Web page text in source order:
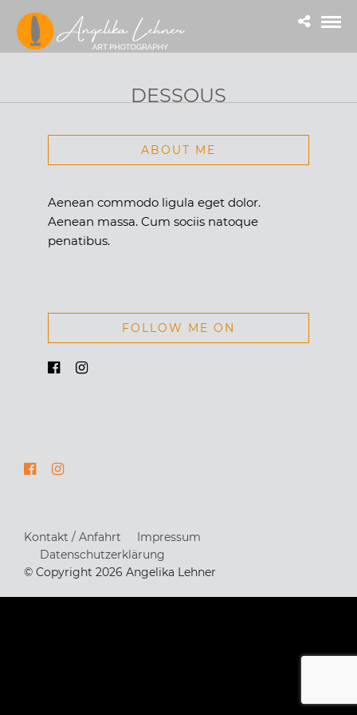
DESSOUS
ABOUT ME
Aenean commodo ligula eget dolor.
Aenean massa. Cum sociis natoque
penatibus.
FOLLOW ME ON
Kontakt / Anfahrt
Impressum
Datenschutzerklärung
© Copyright 2026 Angelika Lehner